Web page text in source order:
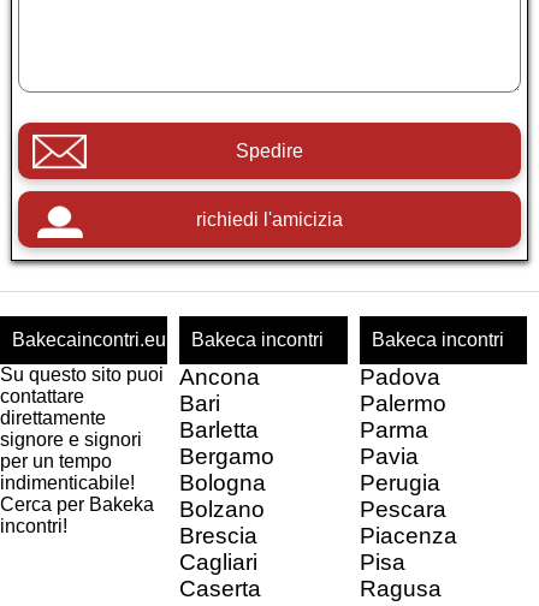
Spedire
richiedi l'amicizia
Bakecaincontri.eu
Su questo sito puoi
contattare
direttamente
signore e signori
per un tempo
indimenticabile!
Cerca per Bakeka
incontri!
Bakeca incontri
Ancona
Bari
Barletta
Bergamo
Bologna
Bolzano
Brescia
Cagliari
Caserta
Bakeca incontri
Padova
Palermo
Parma
Pavia
Perugia
Pescara
Piacenza
Pisa
Ragusa